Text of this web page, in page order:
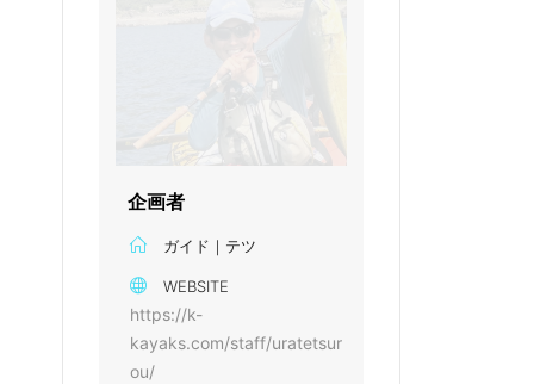
企画者
ガイド｜テツ
WEBSITE
https://k-
kayaks.com/staff/uratetsur
ou/